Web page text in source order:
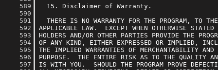
    589
    590
    591
    592
    593
    594
    595
    596
    597